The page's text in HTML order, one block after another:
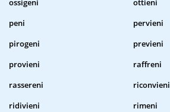
ossigeni
ottieni
peni
pervieni
pirogeni
previeni
provieni
raffreni
rassereni
riconvieni
ridivieni
rimeni